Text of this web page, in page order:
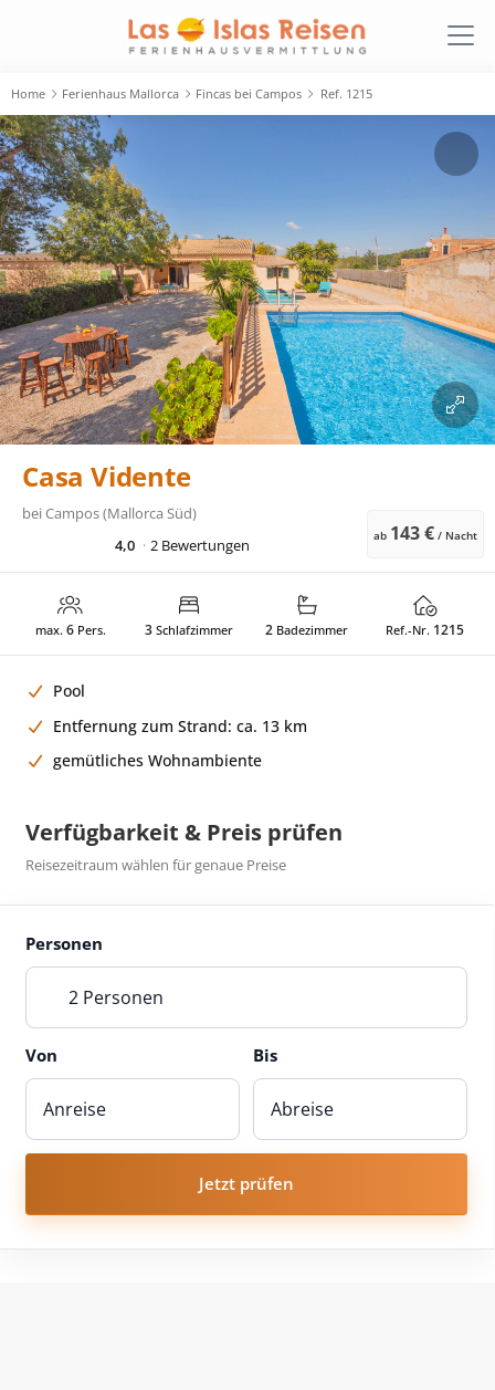
Home Ferienhaus Mallorca Fincas bei Campos Ref. 1215
Casa Vidente
beiCampos (Mallorca Süd)
4,0
2 Bewertungen ab 143 € / Nacht
max. 6Pers. 3Schlafzimmer 2 Badezimmer Ref.-Nr. 1215
Pool
Entfernung zum Strand: ca. 13 km
gemütliches Wohnambiente
Verfügbarkeit & Preis prüfen
Reisezeitraum wählen für genaue Preise
Personen
2 Personen
Von Bis
Jetzt prüfen